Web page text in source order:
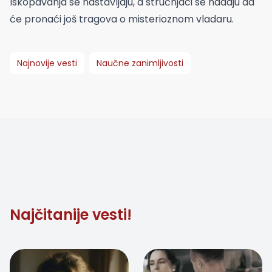
će pronaći još tragova o misterioznom vladaru.
Najnovije vesti Naučne zanimljivosti
Najčitanije vesti!